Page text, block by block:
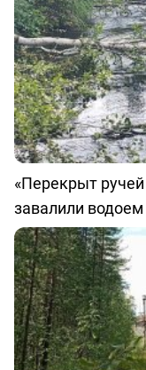
«Перекрыт
завалили